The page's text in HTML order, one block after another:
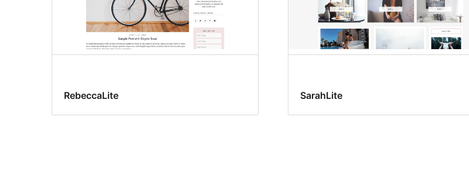
RebeccaLite SarahLite